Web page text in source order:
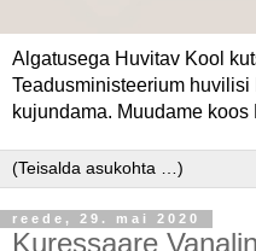
Algatusega Huvitav Kool
Teadusministeerium
kujundama. Muudame
reede, 29. mai 2020
Kuressaare